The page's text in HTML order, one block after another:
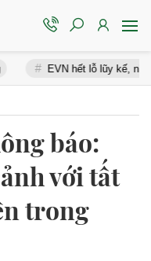
EVN hết lỗ lũy kế, nhiều
báo:
với tất
trong